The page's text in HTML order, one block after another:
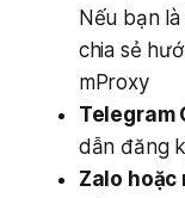
Nếu bạn
chia sẻ
mProxy
Telegram
dẫn đăng
Zalo hoặc